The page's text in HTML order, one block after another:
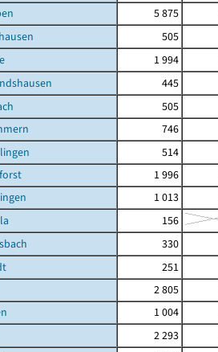
5 875
505
1 994
445
505
746
514
1 996
1 013
156
330
251
2 805
1 004
2 293